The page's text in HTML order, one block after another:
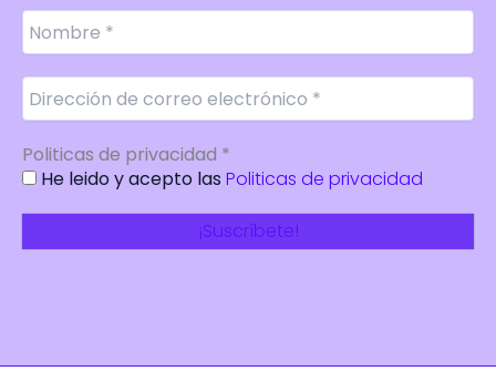
Politicas de privacidad *
He leido y acepto las Politicas de privacidad